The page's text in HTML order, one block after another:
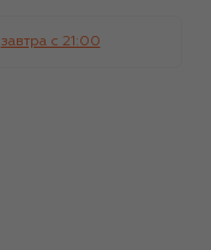
завтра c 21:00